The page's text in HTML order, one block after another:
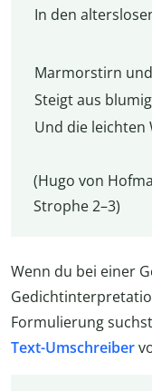
In den
Marmorstirn
Steigt aus
Und die leichten
(Hugo von
Strophe 2–3)
Wenn du bei einer
Formulierung
Text-Umschreiber